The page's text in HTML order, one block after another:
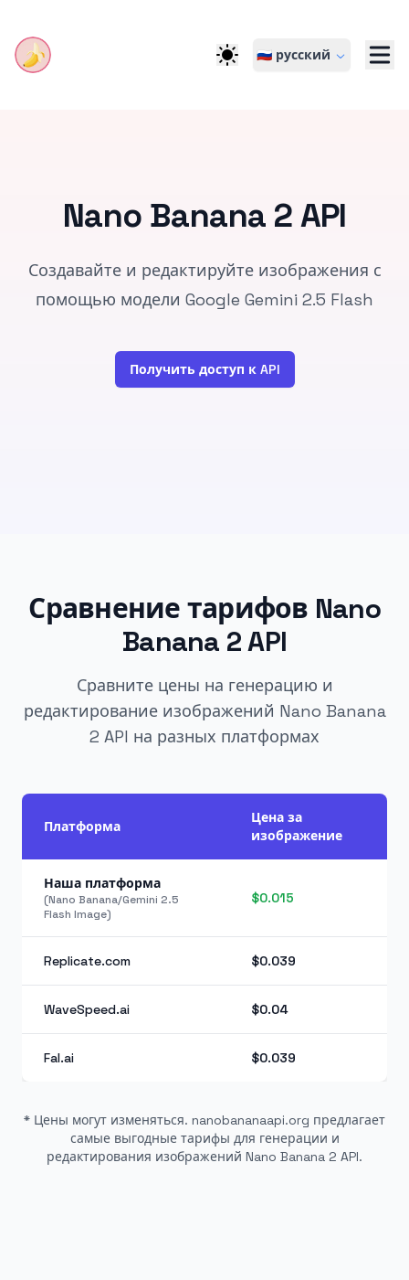
🇷🇺 русский
Nano Banana 2 API
Создавайте и редактируйте изображения с
помощью модели Google Gemini 2.5 Flash
Получить доступ к API
Сравнение тарифов Nano
Banana 2 API
Сравните цены на генерацию и
редактирование изображений Nano Banana
2 API на разных платформах
Платформа
Цена за
изображение
Наша платформа
(Nano Banana/Gemini 2.5
Flash Image)
$0.015
Replicate.com $0.039
WaveSpeed.ai $0.04
Fal.ai $0.039
* Цены могут изменяться. nanobananaapi.org предлагает
самые выгодные тарифы для генерации и
редактирования изображений Nano Banana 2 API.